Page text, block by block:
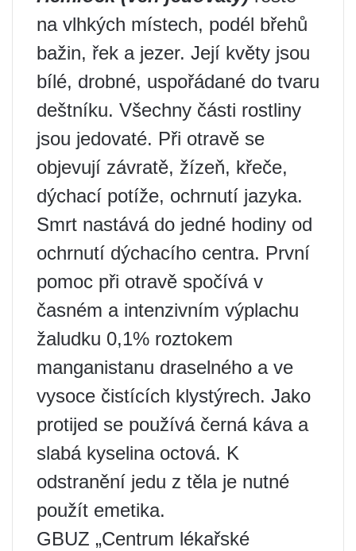
na vlhkých místech, podél břehů
bažin, řek a jezer. Její květy jsou
bílé, drobné, uspořádané do tvaru
deštníku. Všechny části rostliny
jsou jedovaté. Při otravě se
objevují závratě, žízeň, křeče,
dýchací potíže, ochrnutí jazyka.
Smrt nastává do jedné hodiny od
ochrnutí dýchacího centra. První
pomoc při otravě spočívá v
časném a intenzivním výplachu
žaludku 0,1% roztokem
manganistanu draselného a ve
vysoce čistících klystýrech. Jako
protijed se používá černá káva a
slabá kyselina octová. K
odstranění jedu z těla je nutné
použít emetika.
GBUZ „Centrum lékařské